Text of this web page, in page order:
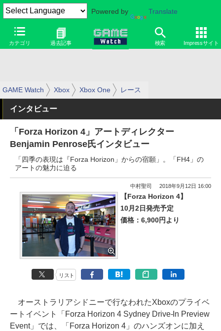
Powered by Translate
カテゴリ 過去記事 検索 Impressサイト
GAME Watch Xbox Xbox One レース
インタビュー
「Forza Horizon 4」アートディレクター
Benjamin Penrose氏インタビュー
「四季の表現は『Forza Horizon」からの宿願」。「FH4」の
アートの魅力に迫る
中村聖司 2018年9月12日 16:00
【Forza Horizon 4】
10月2日発売予定
価格：6,900円より
リスト
オーストラリアシドニーで行なわれたXboxのプライベ
ートイベント「Forza Horizon 4 Sydney Drive-In Preview
Event」では、「Forza Horizon 4」のハンズオンに加え